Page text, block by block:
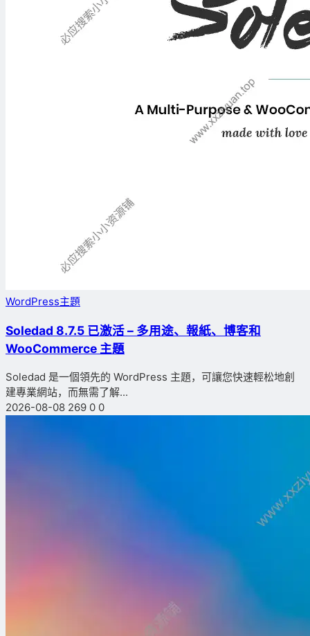
WordPress主題
Soledad 8.7.5 已激活 – 多用途、報紙、博客和
WooCommerce 主題
Soledad 是一個領先的 WordPress 主題，可讓您快速輕松地創
建專業網站，而無需了解...
2026-08-08 269 0 0